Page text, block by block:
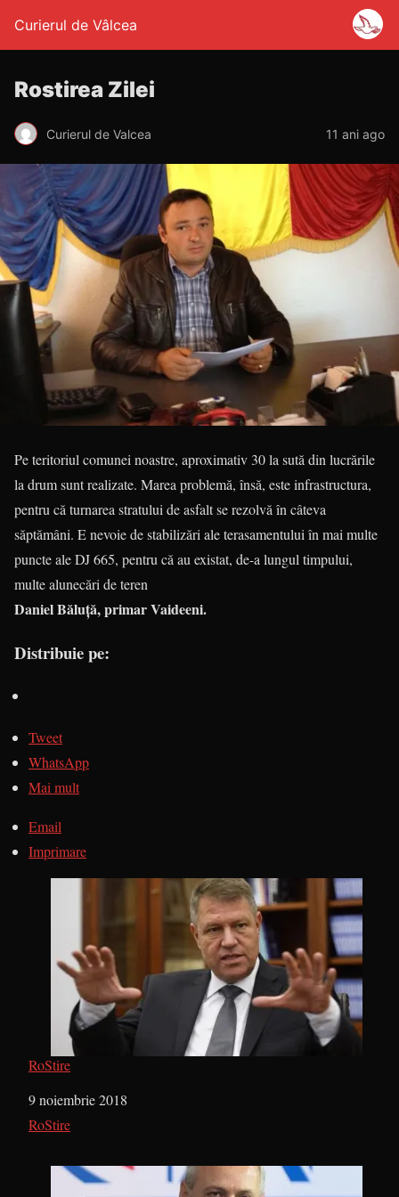
Curierul de Vâlcea
Rostirea Zilei
Curierul de Valcea 11 ani ago
Pe teritoriul comunei noastre, aproximativ 30 la sută din lucrările
la drum sunt realizate. Marea problemă, însă, este infrastructura,
pentru că turnarea stratului de asfalt se rezolvă în câteva
săptămâni. E nevoie de stabilizări ale terasamentului în mai multe
puncte ale DJ 665, pentru că au existat, de-a lungul timpului,
multe alunecări de teren
Daniel Băluţă, primar Vaideeni.
Distribuie pe:
Tweet
WhatsApp
Mai mult
Email
Imprimare
RoStire
Dată
9 noiembrie 2018
În legătură cu
RoStire